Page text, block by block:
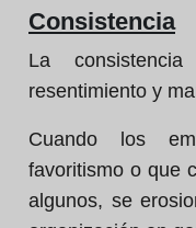
Consistencia
La
resentimiento y
Cuando los
favoritismo o que
algunos, se